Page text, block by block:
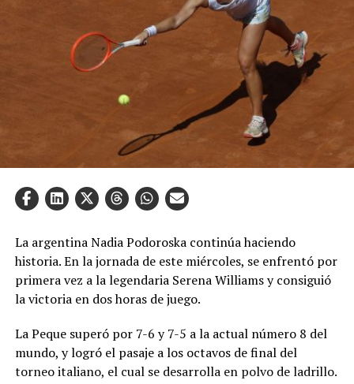
La argentina Nadia Podoroska continúa haciendo
historia. En la jornada de este miércoles, se enfrentó por
primera vez a la legendaria Serena Williams y consiguió
la victoria en dos horas de juego.
La Peque superó por 7-6 y 7-5 a la actual número 8 del
mundo, y logró el pasaje a los octavos de final del
torneo italiano, el cual se desarrolla en polvo de ladrillo.